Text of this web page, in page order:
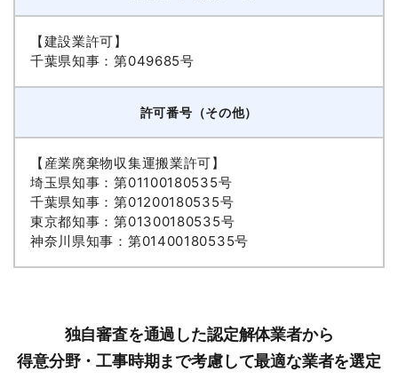
【建設業許可】
千葉県知事：第049685号
許可番号（その他）
【産業廃棄物収集運搬業許可】
埼玉県知事：第01100180535号
千葉県知事：第01200180535号
東京都知事：第01300180535号
神奈川県知事：第01400180535号
独自審査を通過した認定解体業者から
得意分野・工事時期まで考慮して最適な業者を選定